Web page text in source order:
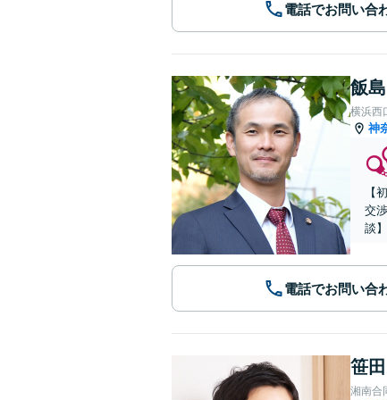
電話でお問い合
飯
横浜西
神
【
交
談
電話でお問い合
笹
湘南合